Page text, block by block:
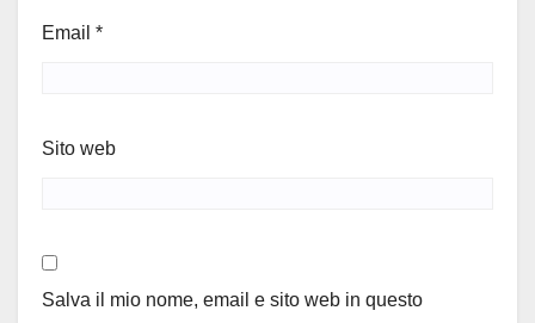
Email *
Sito web
Salva il mio nome, email e sito web in questo